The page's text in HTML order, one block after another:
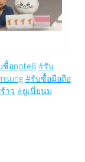
ซื้อnote8 #รับ
#รับซื้อมือถือ
าว #ยูเนี่ยนม